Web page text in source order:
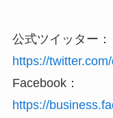
公式ツイッター：
https://
Facebook：
https://